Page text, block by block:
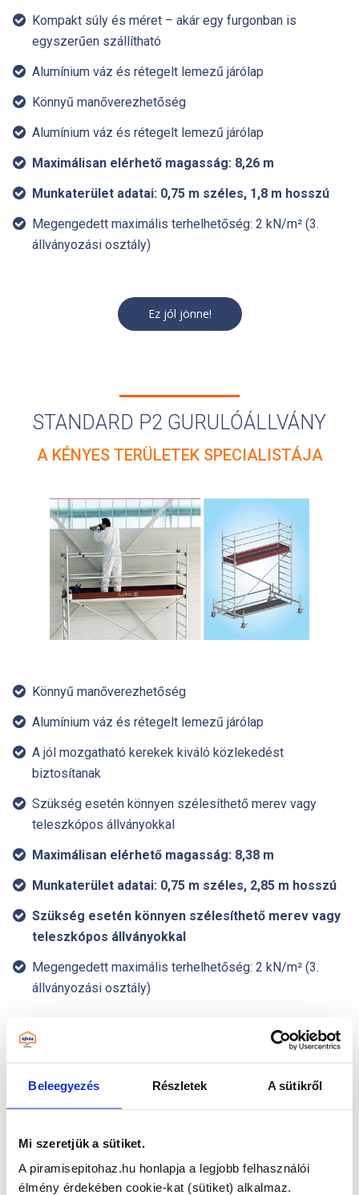
Beleegyezés Részletek A sütikről
Mi szeretjük a sütiket.
A piramisepitohaz.hu honlapja a legjobb felhasználói
élmény érdekében cookie-kat (sütiket) alkalmaz.
Kompakt súly és méret – akár egy furgonban is
egyszerűen szállítható
Alumínium váz és rétegelt lemezű járólap
Könnyű manőverezhetőség
Alumínium váz és rétegelt lemezű járólap
Maximálisan elérhető magasság: 8,26 m
Munkaterület adatai: 0,75 m széles, 1,8 m hosszú
Megengedett maximális terhelhetőség: 2 kN/m² (3.
állványozási osztály)
Ez jól jönne!
STANDARD P2 GURULÓÁLLVÁNY
A KÉNYES TERÜLETEK SPECIALISTÁJA
Könnyű manőverezhetőség
Alumínium váz és rétegelt lemezű járólap
A jól mozgatható kerekek kiváló közlekedést
biztosítanak
Szükség esetén könnyen szélesíthető merev vagy
teleszkópos állványokkal
Maximálisan elérhető magasság: 8,38 m
Munkaterület adatai: 0,75 m széles, 2,85 m hosszú
Szükség esetén könnyen szélesíthető merev vagy
teleszkópos állványokkal
Megengedett maximális terhelhetőség: 2 kN/m² (3.
állványozási osztály)
Keresd Jánost! Ő a témával kel és fekszik,
biztosan segít!